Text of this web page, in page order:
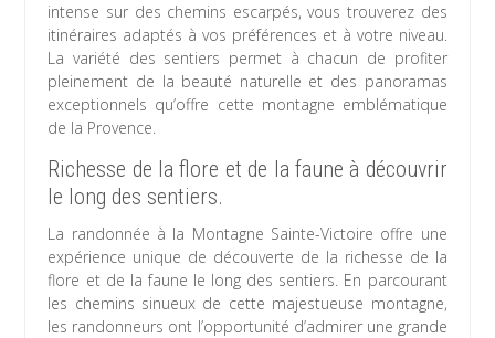
intense sur des chemins escarpés, vous trouverez des
itinéraires adaptés à vos préférences et à votre niveau.
La variété des sentiers permet à chacun de profiter
pleinement de la beauté naturelle et des panoramas
exceptionnels qu’offre cette montagne emblématique
de la Provence.
Richesse de la flore et de la faune à découvrir
le long des sentiers.
La randonnée à la Montagne Sainte-Victoire offre une
expérience unique de découverte de la richesse de la
flore et de la faune le long des sentiers. En parcourant
les chemins sinueux de cette majestueuse montagne,
les randonneurs ont l’opportunité d’admirer une grande